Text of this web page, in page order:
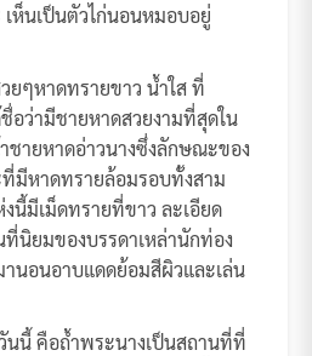
ห็นเป็นตัวไก่นอนหมอบอยู่
ยๆหาดทรายขาว น้ำใส ที่
ชื่อว่ามีชายหาดสวยงามที่สุดใน
ชายหาดอ่าวนางซึ่งลักษณะของ
ที่มีหาดทรายล้อมรอบทั้งสาม
นี้มีเม็ดทรายที่ขาว ละเอียด
ที่นิยมของบรรดาเหล่านักท่อง
นอนอาบแดดย้อมสีผิวและเล่น
นนี้ คือถ้ำพระนางเป็นสถานที่ที่